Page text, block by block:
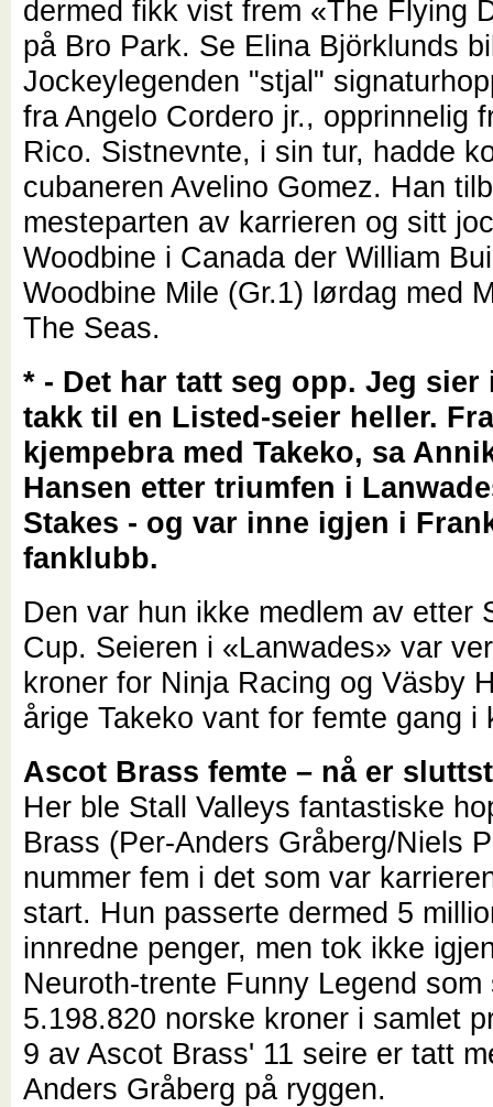
dermed fikk vist frem «The Flying
på Bro Park. Se Elina Björklunds
Jockeylegenden "stjal"
fra Angelo Cordero jr., opprinnelig
Rico. Sistnevnte, i sin tur, hadde
cubaneren Avelino Gomez. Han
mesteparten av karrieren og sitt
Woodbine i Canada der William
Woodbine Mile (Gr.1) lørdag med
The Seas.
* - Det har tatt seg opp. Jeg sier
takk til en Listed-seier heller.
kjempebra med Takeko, sa
Hansen etter triumfen i
Stakes - og var inne igjen i
fanklubb.
Den var hun ikke medlem av etter
Cup. Seieren i «Lanwades» var
kroner for Ninja Racing og Väsby
årige Takeko vant for femte gang i
Ascot Brass femte – nå er
Her ble Stall Valleys fantastiske
Brass (Per-Anders Gråberg/Niels
nummer fem i det som var
start. Hun passerte dermed 5
innredne penger, men tok ikke
Neuroth-trente Funny Legend
5.198.820 norske kroner i samlet
9 av Ascot Brass' 11 seire er tatt
Anders Gråberg på ryggen.